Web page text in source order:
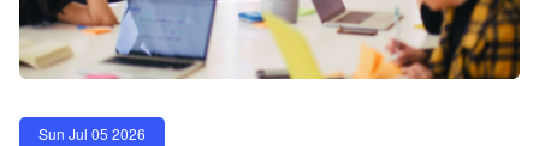
Sun Jul 05 2026